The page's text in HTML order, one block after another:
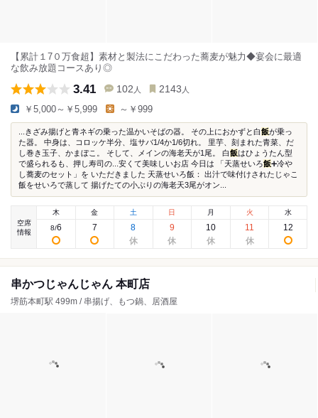
【累計１7０万食超】素材と製法にこだわった蕎麦が魅力◆宴会に最適
な飲み放題コースあり◎
3.41 102 人 2143 人
￥5,000～￥5,999 ～￥999
...きざみ揚げと青ネギの乗った温かいそばの器。 その上におかずと白飯が乗っ
た器。 中身は、コロッケ半分、塩サバ1/4か1/6切れ。 里芋、刻まれた青菜、だ
し巻き玉子、かまぼこ。 そして、メインの海老天が1尾。 白飯はひょうたん型
で盛られるも、押し寿司の...安くて美味しいお店 今日は 「天蒸せいろ飯➕冷や
し蕎麦のセット」を いただきました 天蒸せいろ飯： 出汁で味付けされたじゃこ
飯をせいろで蒸して 揚げたての小ぶりの海老天3尾がオン...
空席
情報
木
8/6
金
7
土
8
日
9
月
10
火
11
水
12
串かつじゃんじゃん 本町店
堺筋本町駅 499m / 串揚げ、もつ鍋、居酒屋